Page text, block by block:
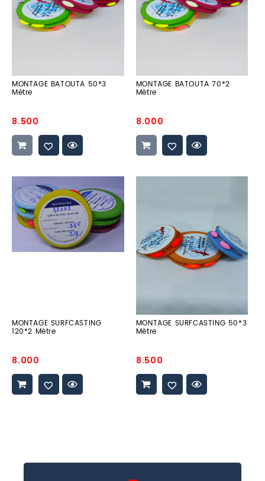
MONTAGE BATOUTA 50*3
Mètre
Prix
promo
8.500
MONTAGE BATOUTA 70*2
Mètre
Prix
promo
8.000
MONTAGE
SURFCASTING
120*2
Mètre
MONTAGE SURFCASTING
120*2 Mètre
Prix
promo
8.000
Mètre
MONTAGE SURFCASTING 50*3
Mètre
Prix
promo
8.500